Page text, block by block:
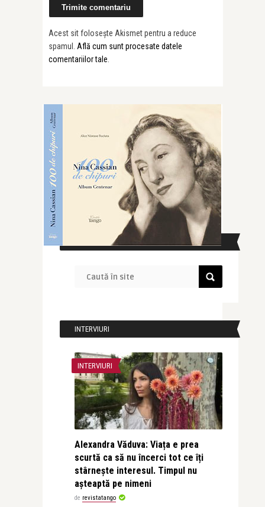
Acest sit folosește Akismet pentru a reduce
spamul. Află cum sunt procesate datele
comentariilor tale.
CAUTĂ ÎN SITE
INTERVIURI
INTERVIURI
Alexandra Văduva: Viața e prea
scurtă ca să nu încerci tot ce îți
stârnește interesul. Timpul nu
așteaptă pe nimeni
de revistatango